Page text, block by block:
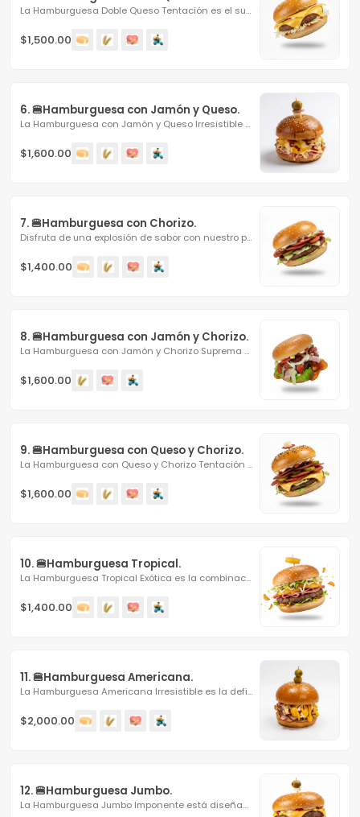
La Hamburguesa Doble Queso Tentación es el sueño de todo...
$1,500.00
6. 🍔Hamburguesa con Jamón y Queso.
La Hamburguesa con Jamón y Queso Irresistible es la...
$1,600.00
7. 🍔Hamburguesa con Chorizo.
Disfruta de una explosión de sabor con nuestro pan suave...
$1,400.00
8. 🍔Hamburguesa con Jamón y Chorizo.
La Hamburguesa con Jamón y Chorizo Suprema combina lo...
$1,600.00
9. 🍔Hamburguesa con Queso y Chorizo.
La Hamburguesa con Queso y Chorizo Tentación es la...
$1,600.00
10. 🍔Hamburguesa Tropical.
La Hamburguesa Tropical Exótica es la combinación...
$1,400.00
11. 🍔Hamburguesa Americana.
La Hamburguesa Americana Irresistible es la definición de...
$2,000.00
12. 🍔Hamburguesa Jumbo.
La Hamburguesa Jumbo Imponente está diseñada para quienes...